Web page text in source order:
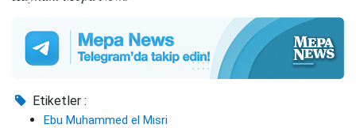
Etiketler :
Ebu Muhammed el Mısri